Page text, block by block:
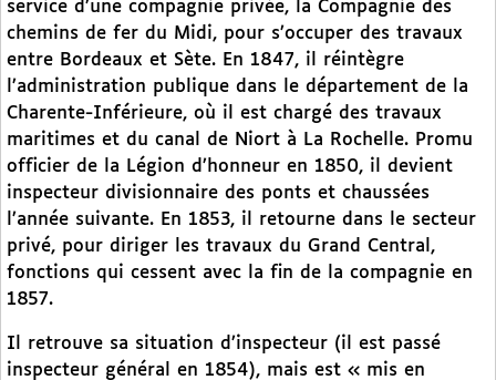
service d’une compagnie privée, la Compagnie des
chemins de fer du Midi, pour s’occuper des travaux
entre Bordeaux et Sète. En 1847, il réintègre
l’administration publique dans le département de la
Charente-Inférieure, où il est chargé des travaux
maritimes et du canal de Niort à La Rochelle. Promu
officier de la Légion d’honneur en 1850, il devient
inspecteur divisionnaire des ponts et chaussées
l’année suivante. En 1853, il retourne dans le secteur
privé, pour diriger les travaux du Grand Central,
fonctions qui cessent avec la fin de la compagnie en
1857.
Il retrouve sa situation d’inspecteur (il est passé
inspecteur général en 1854), mais est « mis en